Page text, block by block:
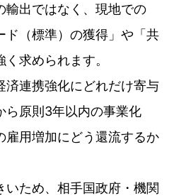
輸出ではなく、現地での
ド（標準）の獲得」や「共
求められます。
済連携強化にどれだけ寄与
ら原則3年以内の事業化
雇用増加にどう還流するか
いため、相手国政府・機関